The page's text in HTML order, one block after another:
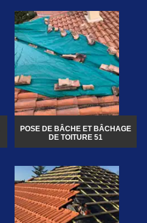
POSE DE BÂCHE ET BÂCHAGE
DE TOITURE 51